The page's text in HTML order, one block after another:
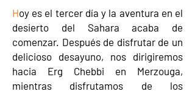
Hoy es el tercer día y la aventura en el
desierto del Sahara acaba de
comenzar. Después de disfrutar de un
delicioso desayuno, nos dirigiremos
hacia Erg Chebbi en Merzouga,
mientras disfrutamos de los